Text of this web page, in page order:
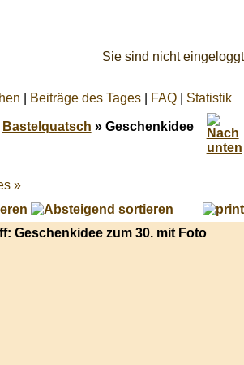
Sie sind nicht eingeloggt
Beiträge des Tages FAQ Statistik
Bastelquatsch » Geschenkidee
»
Geschenkidee zum 30. mit Foto